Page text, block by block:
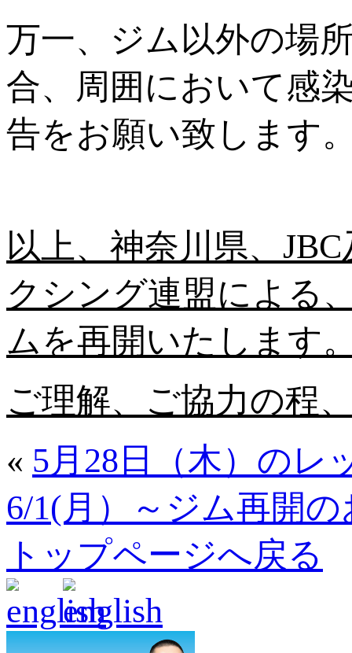
万一、ジム以外の場
合、周囲において感
告をお願い致します
以上、神奈川県、
クシング連盟による
ムを再開いたします
ご理解、ご協力の程
« 5月28日（木）のレ
6/1(月）～ジム再開
トップページへ戻る